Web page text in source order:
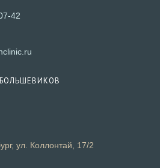
42
приложении
ул. Коллонтай, 17/2